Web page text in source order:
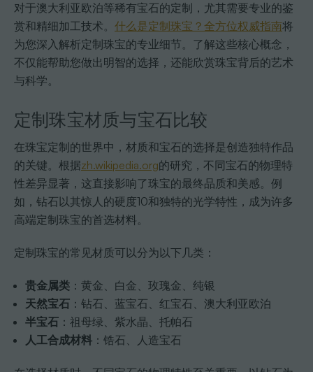
对于澳大利亚欧泊等稀有宝石的定制，尤其需要专业的鉴
赏和精细加工技术。 什么是定制珠宝？全方位权威指南将
为您深入解析定制珠宝的专业细节。了解这些核心概念，
不仅能帮助您做出明智的选择，还能欣赏珠宝背后的艺术
与科学。
定制珠宝材质与宝石比较
在珠宝定制的世界中，材质和宝石的选择是创造独特作品
的关键。根据zh.wikipedia.org的研究，不同宝石的物理特
性差异显著，这直接影响了珠宝的最终品质和美感。例
如，钻石以其惊人的硬度10和独特的光学特性，成为许多
高端定制珠宝的首选材料。
定制珠宝的常见材质可以分为以下几类：
贵金属类 ：黄金、白金、玫瑰金、纯银
天然宝石 ：钻石、蓝宝石、红宝石、澳大利亚欧泊
半宝石 ：祖母绿、紫水晶、托帕石
人工合成材料 ：锆石、人造宝石